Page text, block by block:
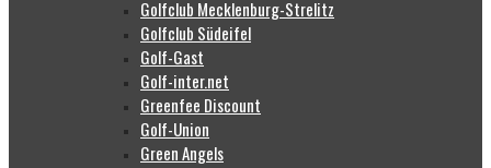
Golfclub Mecklenburg-Strelitz
Golfclub Südeifel
Golf-Gast
Golf-inter.net
Greenfee Discount
Golf-Union
Green Angels